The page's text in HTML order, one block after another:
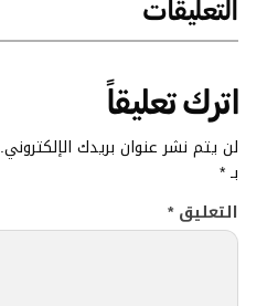
التعليقات
اترك تعليقاً
لن يتم نشر عنوان بريدك الإلكتروني.
بـ*
التعليق*